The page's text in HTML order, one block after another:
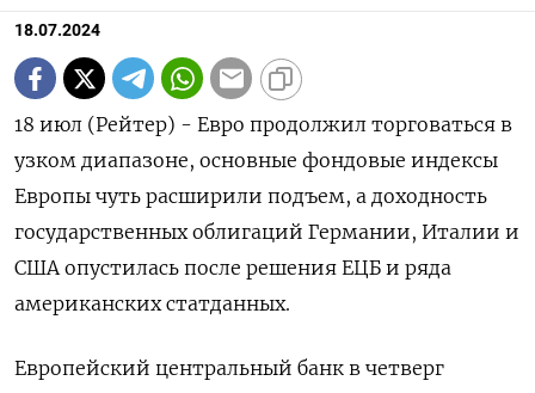
18.07.2024
18 июл (Рейтер) - Евро продолжил торговаться в
узком диапазоне, основные фондовые индексы
Европы чуть расширили подъем, а доходность
государственных облигаций Германии, Италии и
США опустилась после решения ЕЦБ и ряда
американских статданных.
Европейский центральный банк в четверг